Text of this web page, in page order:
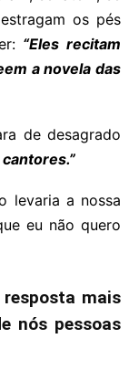
os pés
“Eles recitam
a novela das
de desagrado
levaria a nossa
eu não quero
mais
nós pessoas